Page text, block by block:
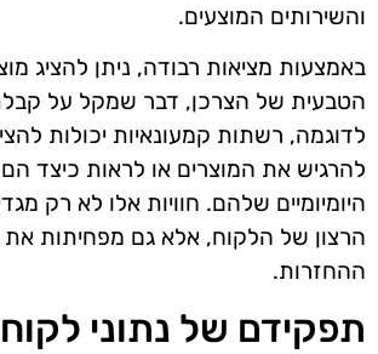
והשירותים המוצעים.
באמצעות מציאות רבודה, ניתן להציג
הטבעית של הצרכן, דבר שמקל על
לדוגמה, רשתות קמעונאיות יכולות
להרגיש את המוצרים או לראות כיצד
היומיומיים שלהם. חוויות אלו לא רק
הרצון של הלקוח, אלא גם מפחיתות את
ההחזרות.
תפקידם של נתוני